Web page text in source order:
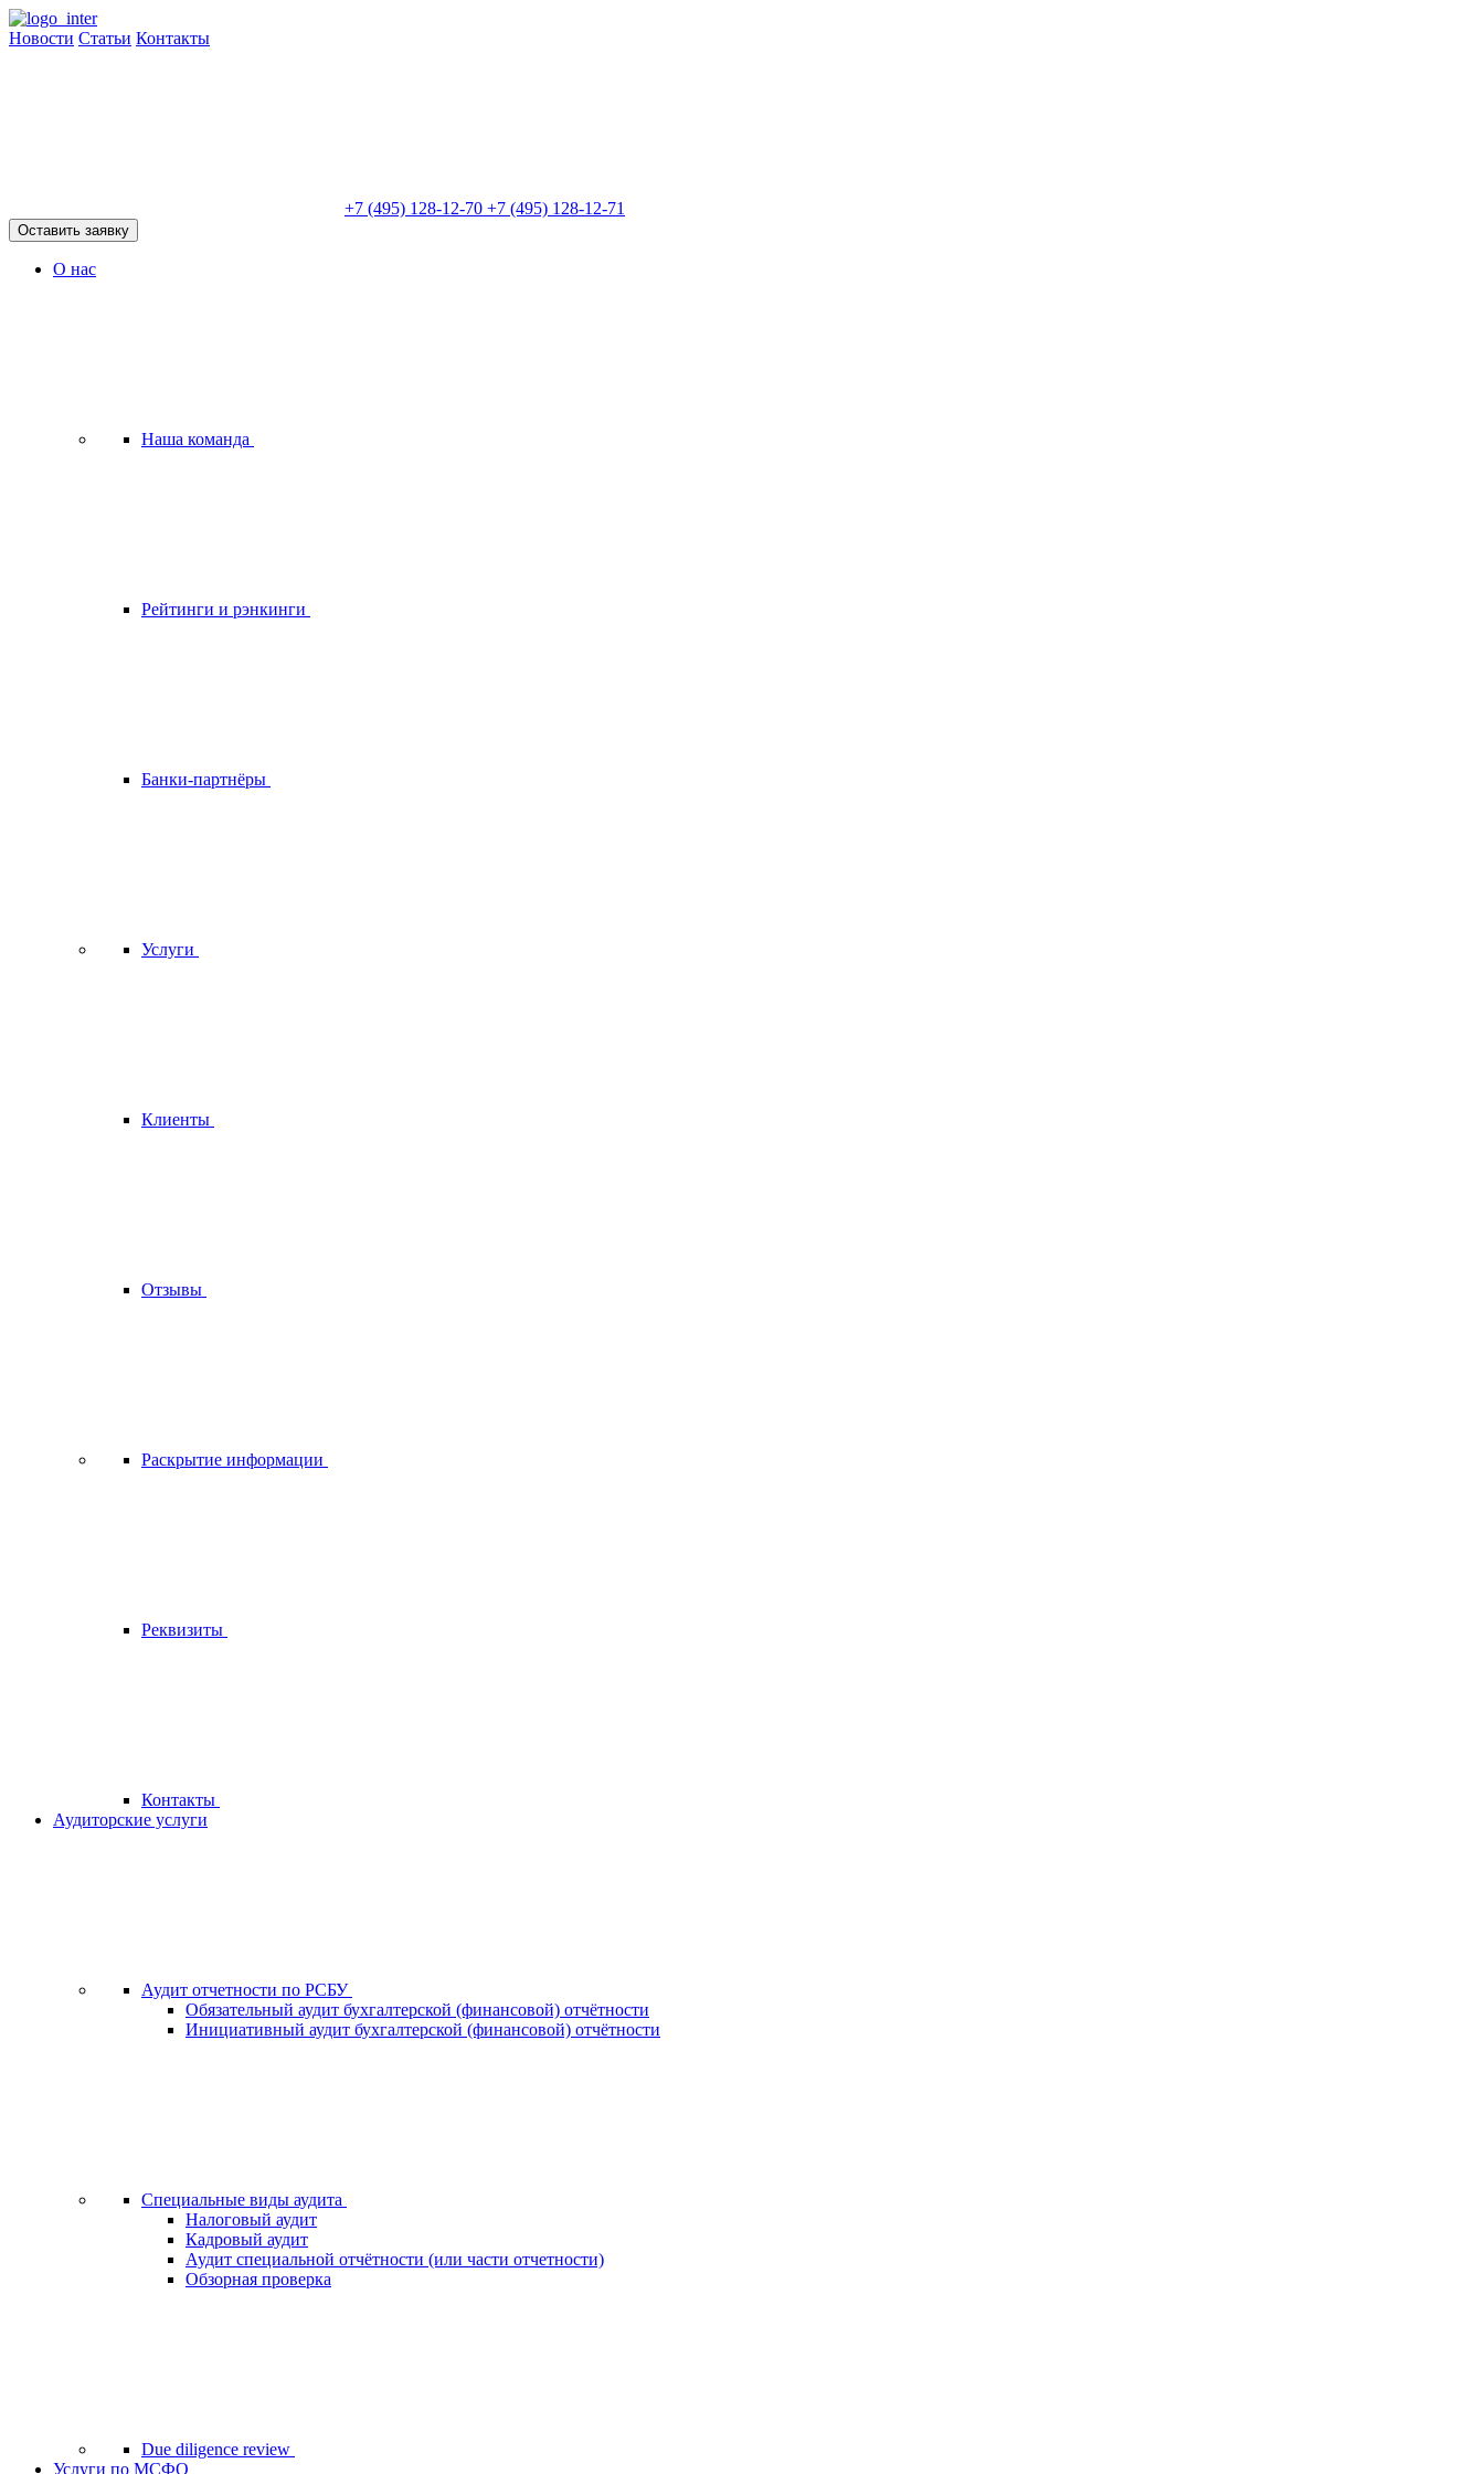
Новости Статьи Контакты
+7 (495) 128-12-70 +7 (495) 128-12-71
Оставить заявку
О нас
Наша команда
Рейтинги и рэнкинги
Банки-партнёры
Услуги
Клиенты
Отзывы
Раскрытие информации
Реквизиты
Контакты
Аудиторские услуги
Аудит отчетности по РСБУ
Обязательный аудит бухгалтерской (финансовой) отчётности
Инициативный аудит бухгалтерской (финансовой) отчётности
Специальные виды аудита
Налоговый аудит
Кадровый аудит
Аудит специальной отчётности (или части отчетности)
Обзорная проверка
Due diligence review
Услуги по МСФО